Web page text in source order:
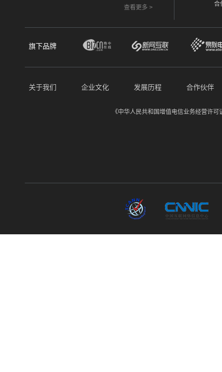
查看更多 >
合
旗下品牌
关于我们 企业文化 发展历程 合作伙伴
《中华人民共和国增值电信业务经营许